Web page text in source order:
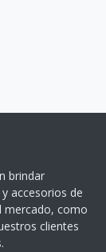
brindar
accesorios de
mercado, como
clientes